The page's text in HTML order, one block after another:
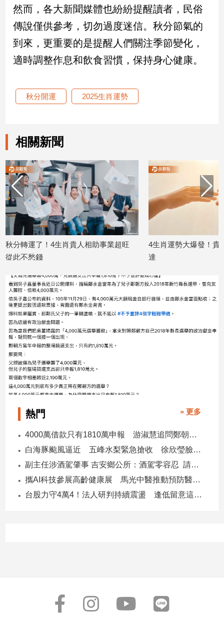
娛
樂
星
行/
生
活
建
築/
室
內
計
旅
遊/
食
星
座/
命
理
消
費
健
康/
親
情
藝
術
文
創
然而，各大新聞媒體也紛紛提醒讀者，民俗
傳說僅供參考，切勿過度迷信。秋分節氣的
到來，更重要的是提醒人們關注季節變化，
適時調整作息和飲食習慣，保持身心健康。
秋分開運 2025生肖運勢
相關新聞
秋分轉運了！4生肖貴人相助事業超旺
從此不愁錢
4生肖運勢大爆發！貴
達
熱門 » 更多
4000萬借款只有1810萬申報 游淑慧追問鄭朝方：2190萬差額去哪了
白海豚颱風逼近 五峰水梨緊急搶收 徐欣瑩臉書急呼「搶救五峰水梨」
副主任涉酒駕肇事 吉安鄉公所：酒駕零容忍 請辭獲准
攜AI科技參展高齡健康展 馬光中醫推動預防醫學迎接長壽新經濟
台股力守4萬4！法人研判持續震盪 逢低留意這些族群